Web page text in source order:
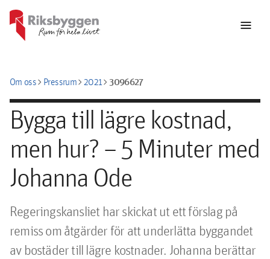
menu
Om osschevron_rightPressrumchevron_right2021chevron_right3096627
Bygga till lägre kostnad,
men hur? – 5 Minuter med
Johanna Ode
Regeringskansliet har skickat ut ett förslag på
remiss om åtgärder för att underlätta byggandet
av bostäder till lägre kostnader. Johanna berättar